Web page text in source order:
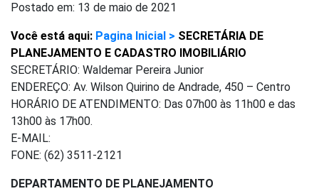
Postado em: 13 de maio de 2021
Você está aqui: Pagina Inicial > SECRETÁRIA DE
PLANEJAMENTO E CADASTRO IMOBILIÁRIO
SECRETÁRIO: Waldemar Pereira Junior
ENDEREÇO: Av. Wilson Quirino de Andrade, 450 – Centro
HORÁRIO DE ATENDIMENTO: Das 07h00 às 11h00 e das
13h00 às 17h00.
E-MAIL:
FONE: (62) 3511-2121
DEPARTAMENTO DE PLANEJAMENTO